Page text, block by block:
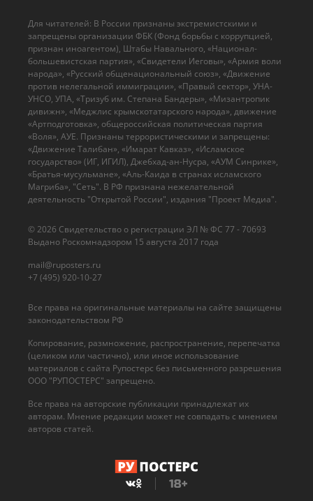
Все права на оригинальные материалы на сайте защищены
законодательством РФ
Копирование, размножение, распространение, перепечатка
(целиком или частично), или иное использование
материалов с сайта Рупостерс без письменного разрешения
ООО "РУПОСТЕРС" запрещено.
Все права на авторские публикации принадлежат их
авторам. Мнение редакции может не совпадать с мнением
авторов статей.
© 2026 Cвидетельство о регистрации ЭЛ № ФС 77 - 70693
Выдано Роскомнадзором 15 августа 2017 года
mail@ruposters.ru
+7 (495) 920-10-27
Для читателей: В России признаны экстремистскими и
запрещены организации ФБК (Фонд борьбы с коррупцией,
признан иноагентом), Штабы Навального, «Национал-
большевистская партия», «Свидетели Иеговы», «Армия воли
народа», «Русский общенациональный союз», «Движение
против нелегальной иммиграции», «Правый сектор», УНА-
УНСО, УПА, «Тризуб им. Степана Бандеры», «Мизантропик
дивижн», «Меджлис крымскотатарского народа», движение
«Артподготовка», общероссийская политическая партия
«Воля», АУЕ. Признаны террористическими и запрещены:
«Движение Талибан», «Имарат Кавказ», «Исламское
государство» (ИГ, ИГИЛ), Джебхад-ан-Нусра, «АУМ Синрике»,
«Братья-мусульмане», «Аль-Каида в странах исламского
Магриба», "Сеть". В РФ признана нежелательной
деятельность "Открытой России", издания "Проект Медиа".